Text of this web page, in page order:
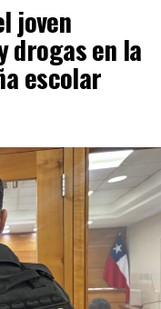
joven
drogas en la
escolar